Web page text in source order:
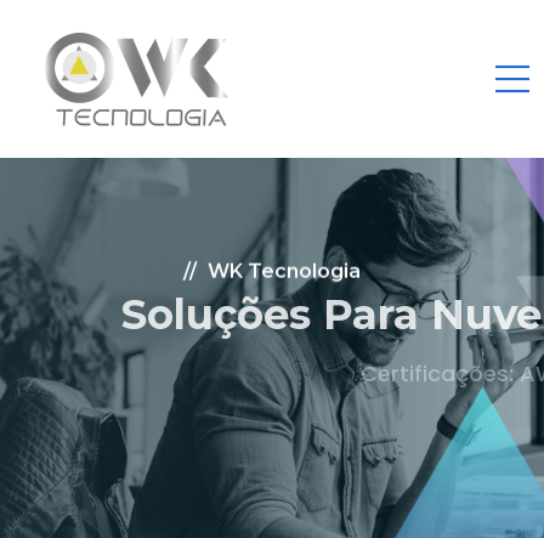
WK Tecnologia
Soluções Para Nuvem.
Certificações: AWS Partner, Microsoft Gold
Fale Conosco